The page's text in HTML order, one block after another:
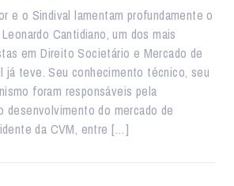
e o Sindival lamentam profundamente o
Cantidiano, um dos mais
em Direito Societário e Mercado de
já teve. Seu conhecimento técnico, seu
foram responsáveis pela
desenvolvimento do mercado de
da CVM, entre […]